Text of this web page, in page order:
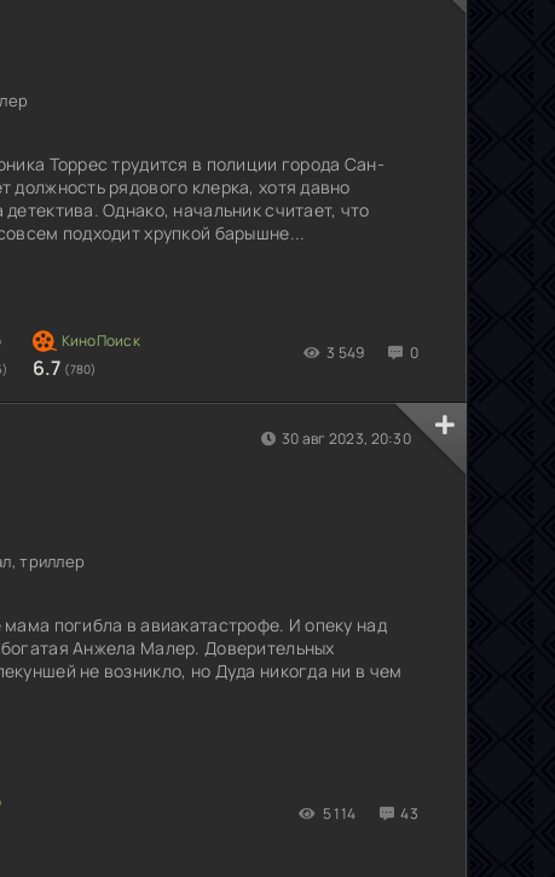
Торрес трудится в полиции города Сан-
должность рядового клерка, хотя давно
Однако, начальник считает, что
подходит хрупкой барышне...
6.7 (780)
3 549 0
триллер
погибла в авиакатастрофе. И опеку над
Анжела Малер. Доверительных
не возникло, но Дуда никогда ни в чем
5 114 43
30 авг 2023, 20:30